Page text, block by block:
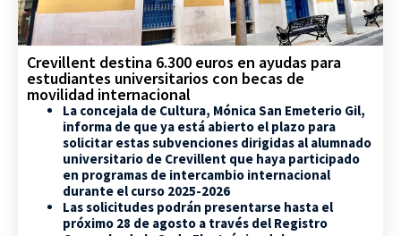
Crevillent destina 6.300 euros en ayudas para
estudiantes universitarios con becas de
movilidad internacional
La concejala de Cultura, Mónica San Emeterio Gil,
informa de que ya está abierto el plazo para
solicitar estas subvenciones dirigidas al alumnado
universitario de Crevillent que haya participado
en programas de intercambio internacional
durante el curso 2025-2026
Las solicitudes podrán presentarse hasta el
próximo 28 de agosto a través del Registro